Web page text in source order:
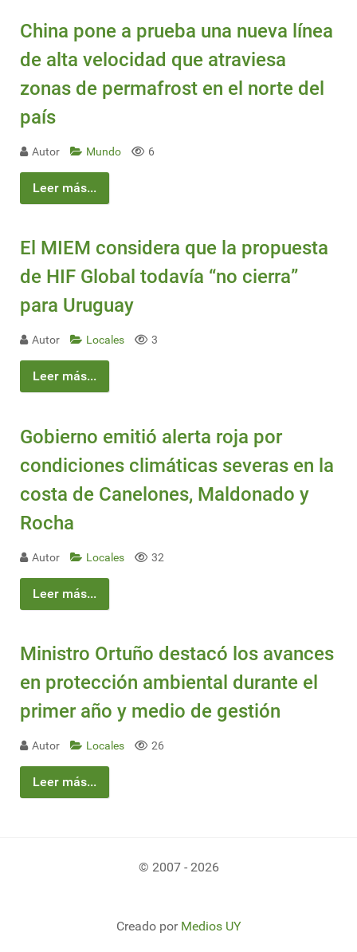
China pone a prueba una nueva línea
de alta velocidad que atraviesa
zonas de permafrost en el norte del
país
Autor Mundo 6
Leer más...
El MIEM considera que la propuesta
de HIF Global todavía “no cierra”
para Uruguay
Autor Locales 3
Leer más...
Gobierno emitió alerta roja por
condiciones climáticas severas en la
costa de Canelones, Maldonado y
Rocha
Autor Locales 32
Leer más...
Ministro Ortuño destacó los avances
en protección ambiental durante el
primer año y medio de gestión
Autor Locales 26
Leer más...
© 2007 - 2026
Creado por Medios UY